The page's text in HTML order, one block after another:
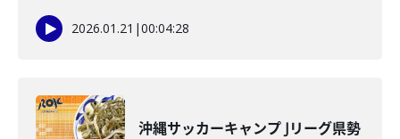
2026.01.21 |00:04:28
沖縄サッカーキャンプ Jリーグ県勢